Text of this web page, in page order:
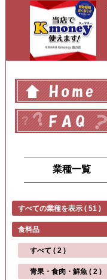
業種一覧
すべての業種を表示 ( 51 )
食料品
すべて ( 2 )
青果・食肉・鮮魚 ( 2 )